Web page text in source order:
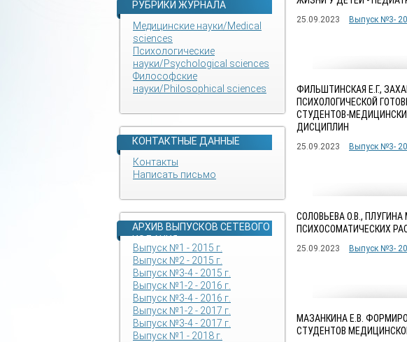
РУБРИКИ ЖУРНАЛА
Медицинские науки/Medical
sciences
Психологические
науки/Psychological sciences
Философские
науки/Philosophical sciences
КОНТАКТНЫЕ ДАННЫЕ
Контакты
Написать письмо
АРХИВ ВЫПУСКОВ СЕТЕВОГО
ИЗДАНИЯ
Выпуск №1 - 2015 г.
Выпуск №2 - 2015 г.
Выпуск №3-4 - 2015 г.
Выпуск №1-2 - 2016 г.
Выпуск №3-4 - 2016 г.
Выпуск №1-2 - 2017 г.
Выпуск №3-4 - 2017 г.
Выпуск №1 - 2018 г.
25.09.2023
Выпуск №3-
ФИЛЬШТИНСКАЯ Е.Г.,
ПСИХОЛОГИЧЕСКОЙ
СТУДЕНТОВ-
ДИСЦИПЛИН
25.09.2023
Выпуск №3-
СОЛОВЬЕВА О.В.,
ПСИХОСОМАТИЧЕСКИХ
25.09.2023
Выпуск №3-
МАЗАНКИНА Е.В.
СТУДЕНТОВ